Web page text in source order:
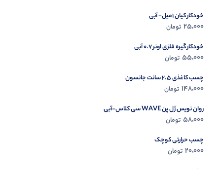
خودکار کیان 1میل- آبی
25,000 تومان
خودکار گیره فلزی اونر 0.7 آبی
55,000 تومان
چسب کاغذی 2.5 سانت جانسون
148,000 تومان
روان نویس ژل پن WAVE سی کلاس-آبی
58,000 تومان
چسب حرارتی کوچک
20,000 تومان